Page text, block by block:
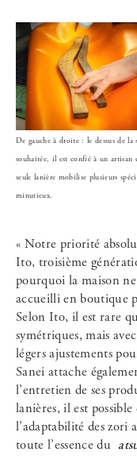
De gauche à droite : le dessus de
souhaitée, il est confié à un artisan
seule lanière mobilise plusieurs
minutieux.
« Notre priorité
Ito, troisième
pourquoi la maison
accueilli en boutique
Selon Ito, il est rare
symétriques, mais
légers ajustements
Sanei attache
l’entretien de ses
lanières, il est
l’adaptabilité des zori
toute l’essence du